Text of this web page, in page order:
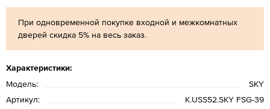
При одновременной покупке входной и межкомнатных
дверей скидка 5% на весь заказ.
Характеристики:
Модель:
SKY
Артикул:
K.USS52.SKY FSG-39